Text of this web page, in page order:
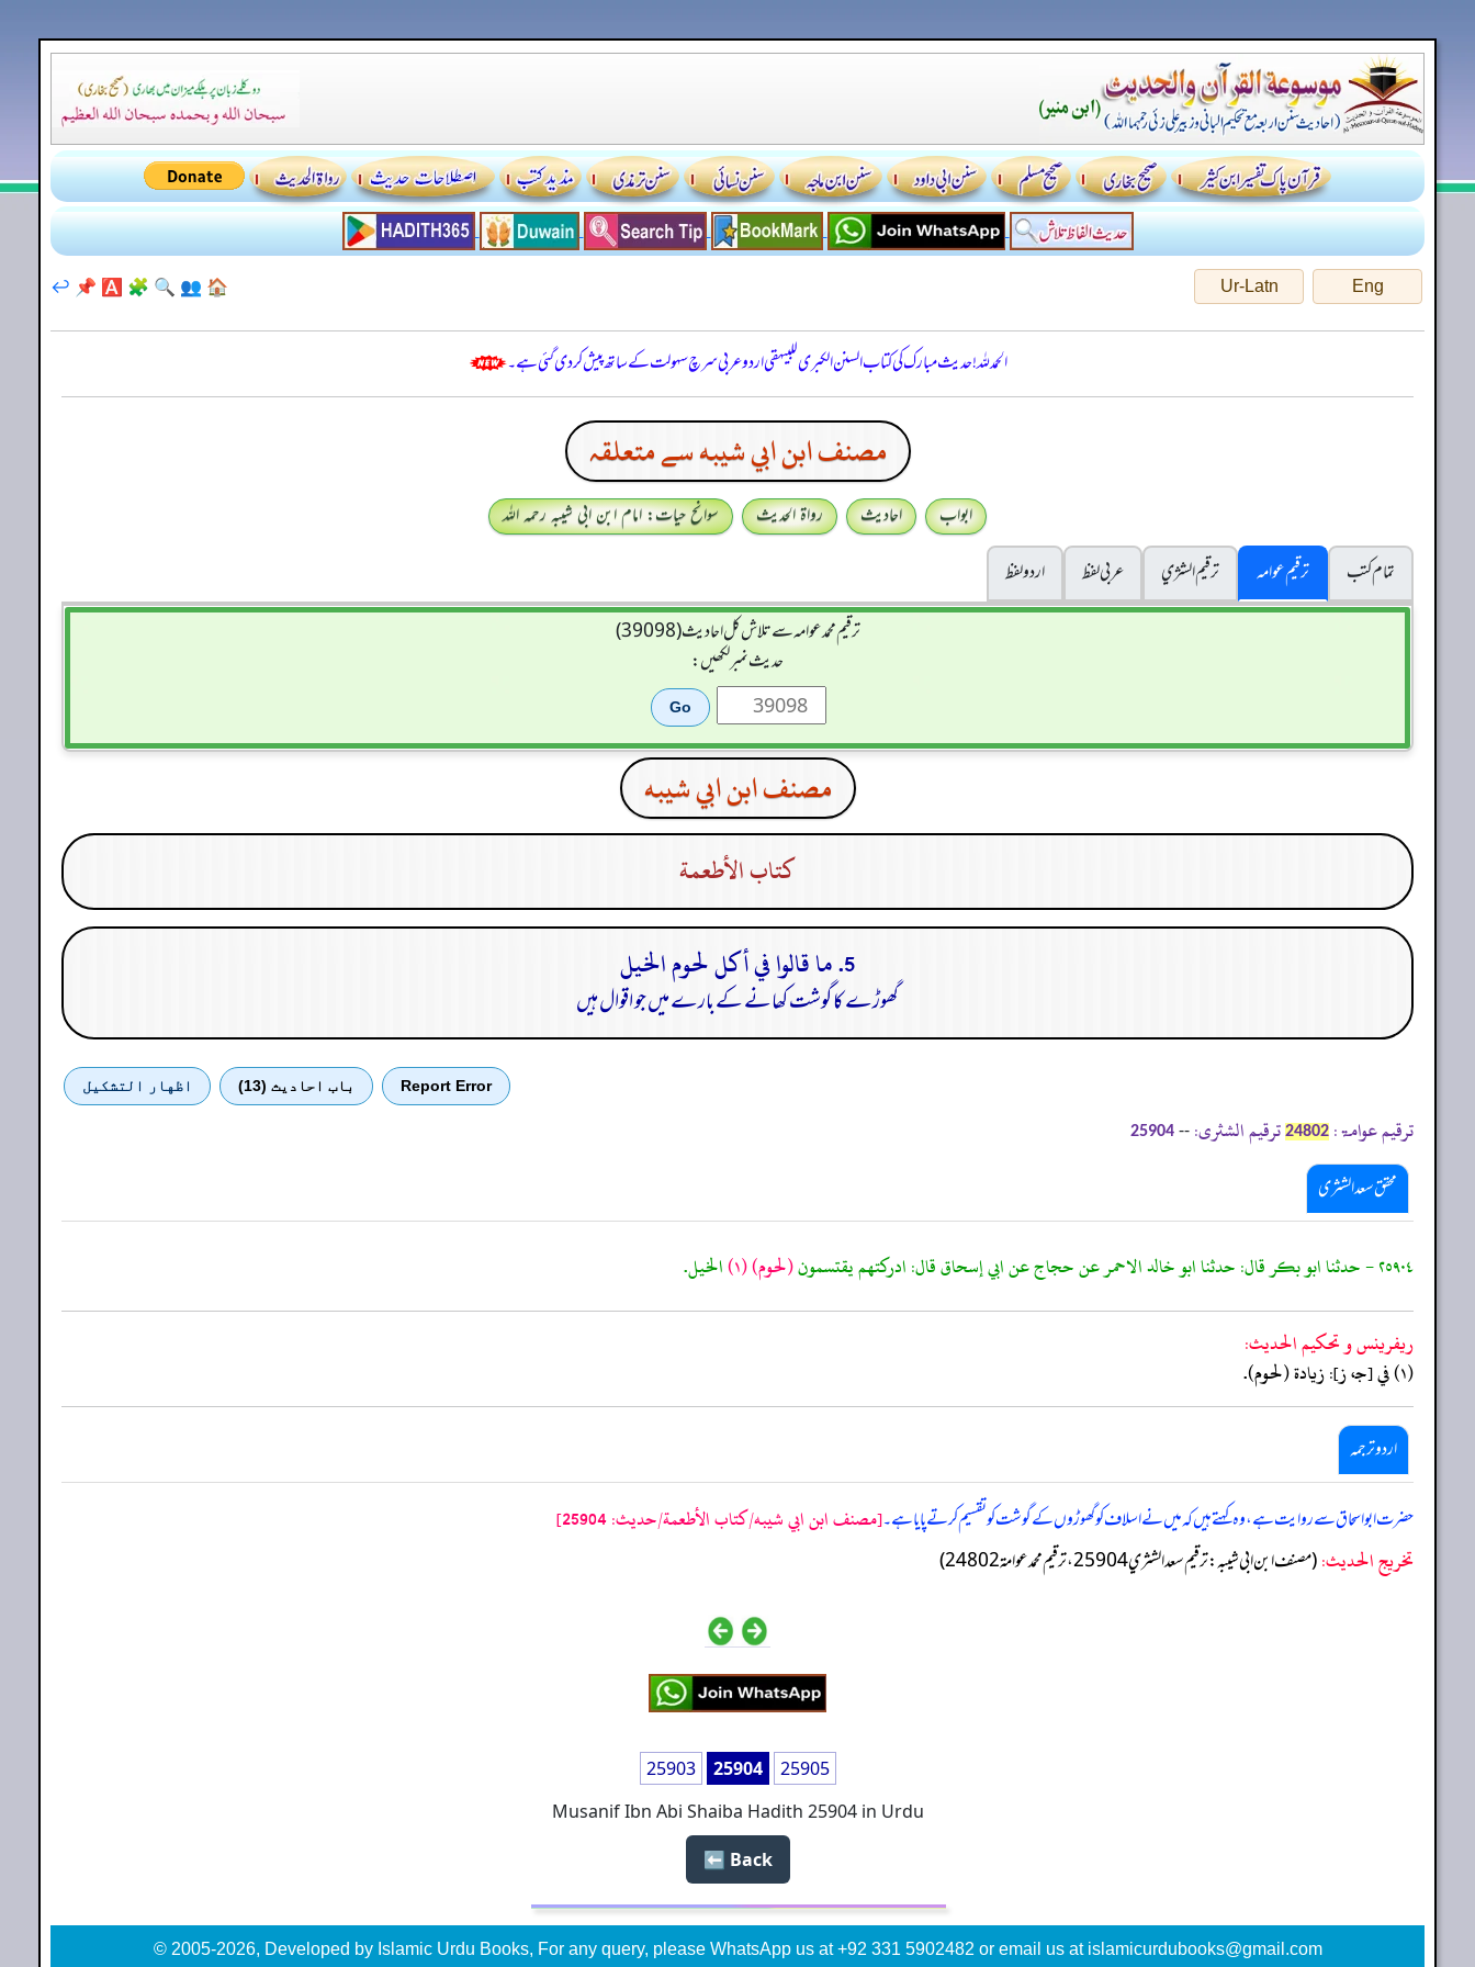
Eng
Ur-Latn
🏠
👥
🔍
🧩
🅰️
📌
↩️
الحمدللہ! حدیث مبارک کی کتاب السنن الكبرى للبيهقي اردو عربی سرچ سہولت کے ساتھ پیش کر دی گئی ہے۔
مصنف ابن ابي شيبه سے متعلقہ
ابواب احادیث رواۃ الحدیث
سوانح حیات: امام ابن ابی شیبہ رحمہ اللہ
تمام کتب
ترقیم عوامہ ترقيم الشژي عربی لفظ
اردو لفظ
ترقیم محمدعوامہ سے تلاش کل احادیث (39098)
حدیث نمبر لکھیں:
مصنف ابن ابي شيبه
كتاب الأطعمة
5. ما قالوا في أكل لحوم الخيل
گھوڑے کا گوشت کھانے کے بارے میں جو اقوال ہیں
Report Error باب احادیث (13) اظهار التشكيل
ترقیم عوامۃ: 24802 ترقیم الشثری: --
25904
محقق سعد الشثری
٢٥٩٠٤ - حدثنا ابو بكر قال: حدثنا ابو خالد الاحمر عن حجاج عن ابي إسحاق قال: ادركتهم يقتسمون (لحوم)(١) الخيل.
ريفرينس و تحكيم الحدیث:
(١) في [جـ، ز]: زيادة (لحوم).
اردو ترجمہ
حضرت ابو اسحاق سے روایت ہے، وہ کہتے ہیں کہ میں نے اسلاف کو گھوڑوں کے گوشت کو تقسیم کرتے پایا ہے۔[مصنف ابن ابي شيبه/كتاب الأطعمة/حدیث: 25904]
تخریج الحدیث:(مصنف ابن ابي شيبه: ترقيم سعد الشثري 25904، ترقيم محمد عوامة 24802)
25903 25904
25905
Musanif Ibn Abi Shaiba Hadith 25904 in Urdu
Back ⬅️
© 2005-2026, Developed by Islamic Urdu Books, For any query, please WhatsApp us at +92 331 5902482 or email us at islamicurdubooks@gmail.com